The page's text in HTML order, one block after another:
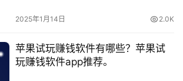
2025年1月14日 2.0K
苹果试玩赚钱软件有哪些？苹果试
玩赚钱软件app推荐。